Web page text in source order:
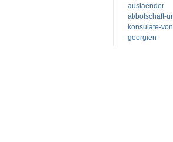
auslaender
at/botschaft-
konsulate-
georgien